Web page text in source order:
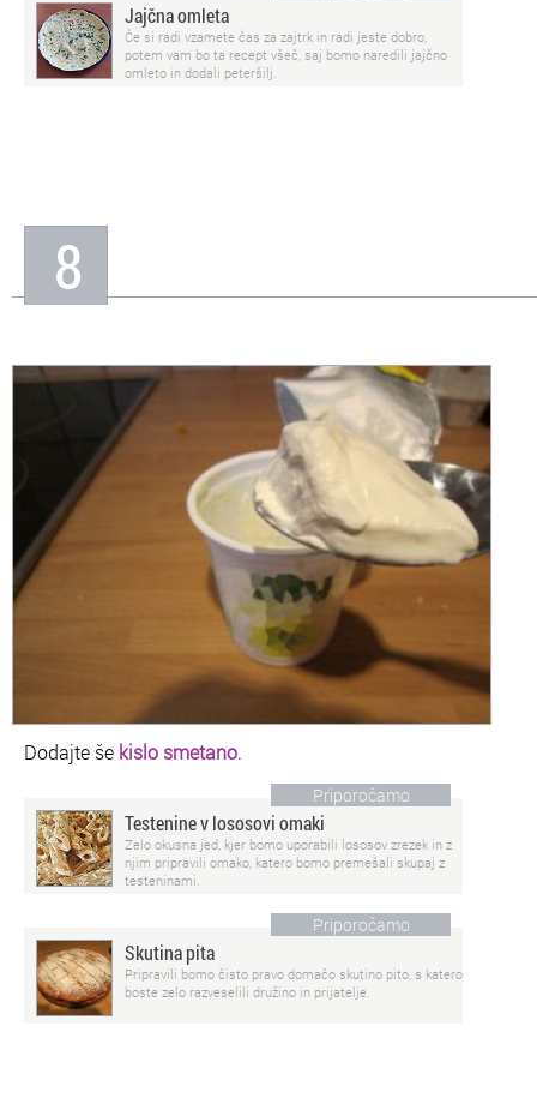
Jajčna omleta
Če si radi vzamete čas za zajtrk in radi jeste dobro,
potem vam bo ta recept všeč, saj bomo naredili jajčno
omleto in dodali peteršilj.
8
Dodajte še kislo smetano.
Priporočamo
Testenine v lososovi omaki
Zelo okusna jed, kjer bomo uporabili lososov zrezek in z
njim pripravili omako, katero bomo premešali skupaj z
testeninami.
Priporočamo
Skutina pita
Pripravili bomo čisto pravo domačo skutino pito, s katero
boste zelo razveselili družino in prijatelje.